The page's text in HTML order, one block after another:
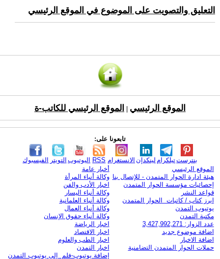
التعليق والتصويت على الموضوع في الموقع الرئيسي
الموقع الرئيسي الموقع الرئيسي للكاتب-ة
تابعونا على:
الفيسبوك التويتر اليوتيوب RSS الانستغرام لينكدإن تيلكرامبنترست
الموقع الرئيسي
هيئة ادارة الحوار المتمدن - للإتصال بنا
إحصائيات مؤسسة الحوار المتمدن
قواعد النشر
ابرز كتاب / كاتبات الحوار المتمدن
يوتيوب التمدن
مكتبة التمدن
عدد الزوار: 3,427,992,271
اضافة موضوع جديد
اضافة الاخبار
حملات الحوار المتمدن التضامنية
أخبار عامة
وكالة أنباء المرأة
اخبار الأدب والفن
وكالة أنباء اليسار
وكالة أنباء العلمانية
وكالة أنباء العمال
وكالة أنباء حقوق الإنسان
اخبار الرياضة
اخبار الاقتصاد
اخبار الطب والعلوم
اخبار التمدن
إضافة يوتيوب-فلم إلى يوتيوب التمدن